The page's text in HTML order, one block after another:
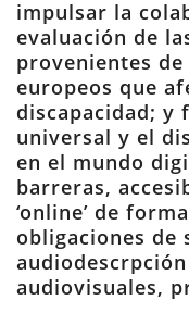
impulsar la
evaluación de
provenientes
europeos que
discapacidad; y
universal y el
en el mundo
barreras,
‘online’ de
obligaciones de
audiovisuales,